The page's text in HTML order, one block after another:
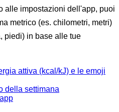
alle impostazioni dell'app, puoi
metrico (es. chilometri, metri)
piedi) in base alle tue
attiva (kcal/kJ) e le emoji
della settimana